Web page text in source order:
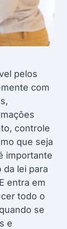
pelos
com
controle
que seja
importante
lei para
entra em
todo o
se
e